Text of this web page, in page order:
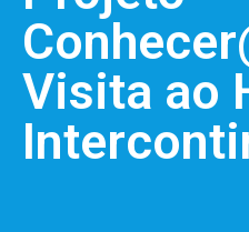
Visita ao